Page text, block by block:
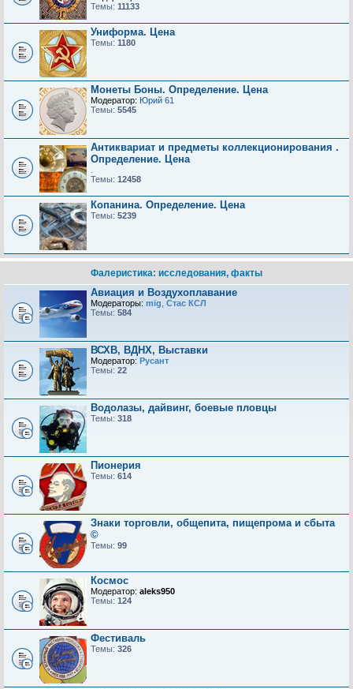
Темы: 11133
Униформа. Цена
Темы: 1180
Монеты Боны. Определение. Цена
Модератор: Юрий 61
Темы: 5545
Антиквариат и предметы коллекционирования .
Определение. Цена
Темы: 12458
Копанина. Определение. Цена
Темы: 5239
Фалеристика: исследования, факты
Авиация и Воздухоплавание
Модераторы: mig Стас КСЛ
Темы: 584
ВСХВ, ВДНХ, Выставки
Модератор: Русант
Темы: 22
Водолазы, дайвинг, боевые пловцы
Темы: 318
Пионерия
Темы: 614
Знаки торговли, общепита, пищепрома и сбыта
©
Темы: 99
Космос
Модератор: aleks950
Темы: 124
Фестиваль
Темы: 326